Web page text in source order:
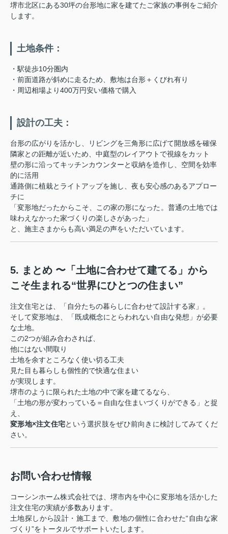
堺市北区にある30坪の台形地に家を建てたご家族の事例をご紹介
します。
土地条件：
・駅徒歩10分圏内
・前面道路が斜めに走るため、敷地は台形＋くびれ有り
・周辺相場より400万円安い価格で購入
設計の工夫：
台形の広がりを活かし、リビングを三角形に広げて開放感を確保
隣家との距離が近いため、中庭型のレイアウトで視線をカット
壁の形に沿ってキッチンカウンターと収納を造作し、空間を効率
的に活用
通路側に植栽とライトアップを施し、夜も安心感のあるアプロー
チに
「変形地だったからこそ、この家の形になった。普通の土地では
味わえなかった家づくりの楽しさがあった」
と、施主さまからも高い満足の声をいただいています。
5. まとめ 〜「土地に合わせて建てる」から
こそ生まれる“世界にひとつの住まい”
注文住宅とは、「自分たちの暮らしに合わせて設計する家」。
そして変形地は、「既成概念にとらわれない自由な発想」が必要
な土地。
この2つが組み合わされば、
他にはない間取り
土地を余すところなく使い切る工夫
見た目も暮らしも個性的で快適な住まい
が実現します。
堺市のように限られた土地の中で家を建てるなら、
「土地の形が変わっている＝自由な住まいづくりができる」と捉
え、
変形地×注文住宅という選択肢をぜひ前向きに検討してみてくだ
さい。
お問い合わせ情報
コーシンホーム株式会社では、堺市内を中心に変形地を活かした
注文住宅の実績が多数あります。
土地探しから設計・施工まで、敷地の個性に合わせた“自由な家
づくり”をトータルでサポートいたします。